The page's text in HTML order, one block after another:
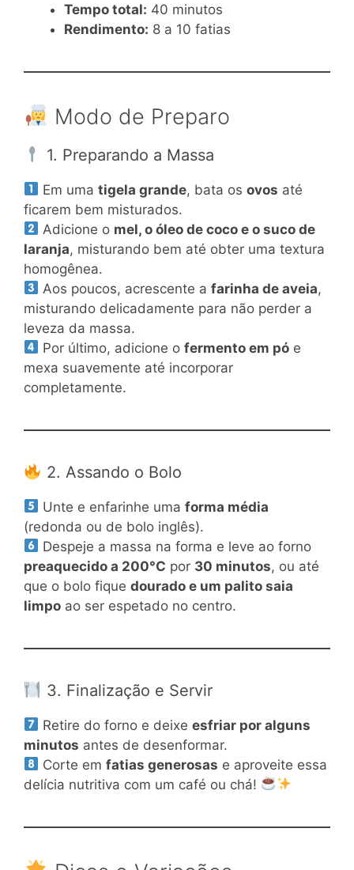
Tempo total: 40 minutos
Rendimento: 8 a 10 fatias
Modo de Preparo
1. Preparando a Massa
Em umatigela grande, bata osovos até
ficarem bem misturados.
Adicione o mel, o óleo de coco e o suco de
laranja, misturando bem até obter uma textura
homogênea.
Aos poucos, acrescente afarinha de aveia,
misturando delicadamente para não perder a
leveza da massa.
Por último, adicione ofermento em pó e
mexa suavemente até incorporar
completamente.
2. Assando o Bolo
Unte e enfarinhe umaforma média
(redonda ou de bolo inglês).
Despeje a massa na forma e leve ao forno
preaquecido a 200°C por 30 minutos, ou até
que o bolo fique dourado e um palito saia
limpo ao ser espetado no centro.
3. Finalização e Servir
Retire do forno e deixeesfriar por alguns
minutos antes de desenformar.
Corte emfatias generosas e aproveite essa
delícia nutritiva com um café ou chá!